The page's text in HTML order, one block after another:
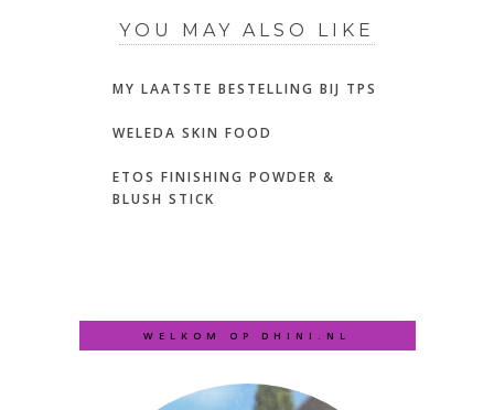
YOU MAY ALSO LIKE
MY LAATSTE BESTELLING BIJ TPS
WELEDA SKIN FOOD
ETOS FINISHING POWDER &
BLUSH STICK
WELKOM OP DHINI.NL